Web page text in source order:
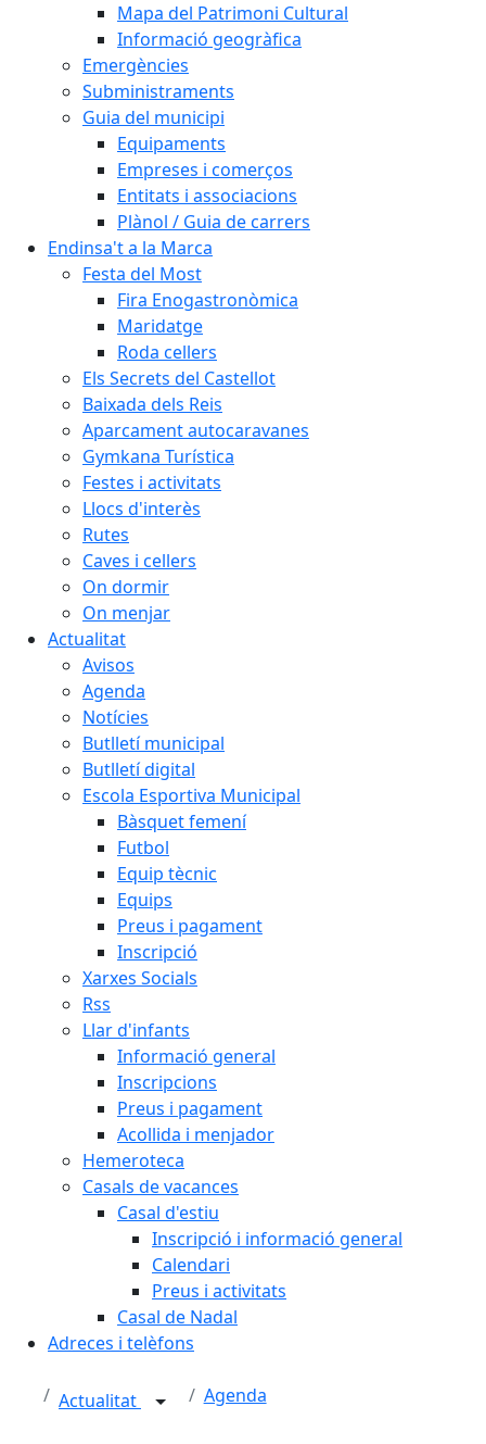
Mapa del Patrimoni Cultural
Informació geogràfica
Emergències
Subministraments
Guia del municipi
Equipaments
Empreses i comerços
Entitats i associacions
Plànol / Guia de carrers
Endinsa't a la Marca
Festa del Most
Fira Enogastronòmica
Maridatge
Roda cellers
Els Secrets del Castellot
Baixada dels Reis
Aparcament autocaravanes
Gymkana Turística
Festes i activitats
Llocs d'interès
Rutes
Caves i cellers
On dormir
On menjar
Actualitat
Avisos
Agenda
Notícies
Butlletí municipal
Butlletí digital
Escola Esportiva Municipal
Bàsquet femení
Futbol
Equip tècnic
Equips
Preus i pagament
Inscripció
Xarxes Socials
Rss
Llar d'infants
Informació general
Inscripcions
Preus i pagament
Acollida i menjador
Hemeroteca
Casals de vacances
Casal d'estiu
Inscripció i informació general
Calendari
Preus i activitats
Casal de Nadal
Adreces i telèfons
Actualitat Agenda